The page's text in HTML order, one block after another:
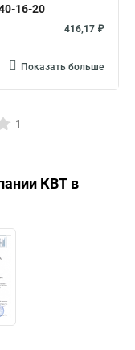
16-20
416,17 ₽
Показать больше
1
КВТ в